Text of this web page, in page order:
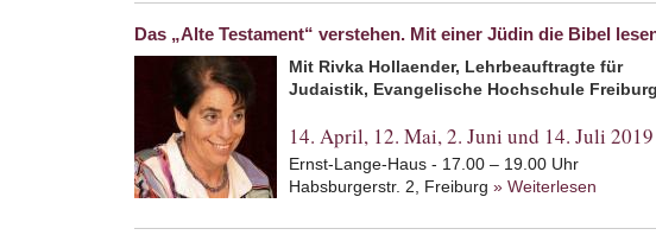
Das „Alte Testament“ verstehen. Mit einer Jüdin die Bibel
Mit Rivka Hollaender, Lehrbeauftragte für
Judaistik, Evangelische Hochschule Freiburg
14. April, 12. Mai, 2. Juni und 14. Juli 2019
Ernst-Lange-Haus - 17.00 – 19.00 Uhr
Habsburgerstr. 2, Freiburg » Weiterlesen